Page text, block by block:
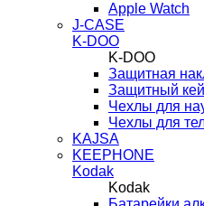
Apple Watch
J-CASE
K-DOO
K-DOO
Защитная
Защитный
Чехлы для
Чехлы для
KAJSA
KEEPHONE
Kodak
Kodak